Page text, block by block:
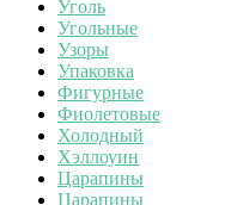
Уголь
Угольные
Узоры
Упаковка
Фигурные
Фиолетовые
Холодный
Хэллоуин
Царапины
Царапины